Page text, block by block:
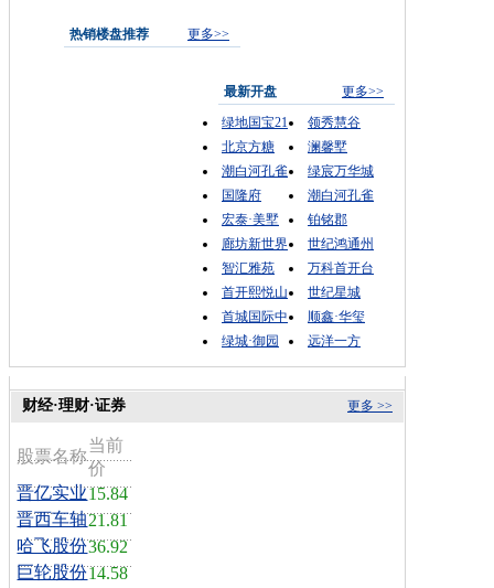
热销楼盘推荐 更多>>
最新开盘
更多>>
绿地国宝21
领秀慧谷
北京方糖
澜馨墅
潮白河孔雀
绿宸万华城
国隆府
潮白河孔雀
宏泰·美墅
铂铭郡
廊坊新世界
世纪鸿通州
智汇雅苑
万科首开台
首开熙悦山
世纪星城
首城国际中
顺鑫·华玺
绿城·御园
远洋一方
更多 >>
财经·理财·证券
股票名称
当前
价
晋亿实业15.84
晋西车轴21.81
哈飞股份36.92
巨轮股份14.58